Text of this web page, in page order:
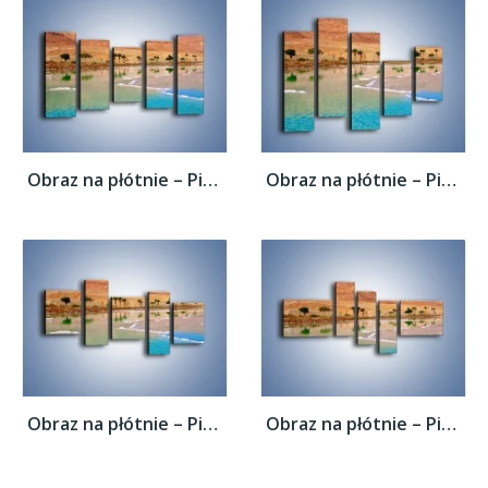
Obraz na płótnie – Piramidy i woda –... Obraz na płótnie – Piramidy i woda –...
Obraz na płótnie – Piramidy i woda –... Obraz na płótnie – Piramidy i woda –...